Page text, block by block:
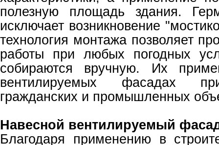
полезную площадь здания.
исключает возникновение
технология монтажа позволяет
работы при любых погодных
собираются вручную. Их
вентилируемых фасадах
гражданских и промышленных
Навесной вентилируемый
Благодаря применению в